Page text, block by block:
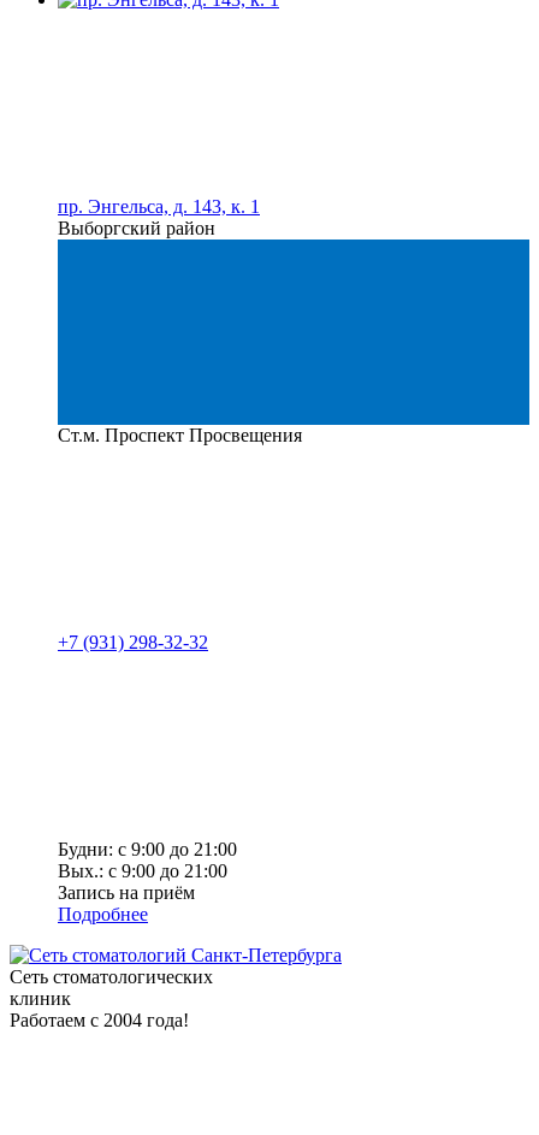
пр. Энгельса, д. 143, к. 1
Выборгский район
Ст.м. Проспект Просвещения
+7 (931) 298-32-32
Будни: с 9:00 до 21:00
Вых.: с 9:00 до 21:00
Запись на приём
Подробнее
Сеть стоматологических
клиник
Работаем с 2004 года!